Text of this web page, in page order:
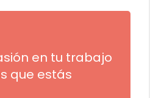
en tu trabajo
que estás